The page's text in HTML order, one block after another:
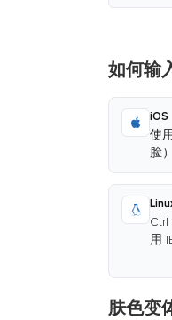
如何输
iOS
使
脸）
用
肤色变